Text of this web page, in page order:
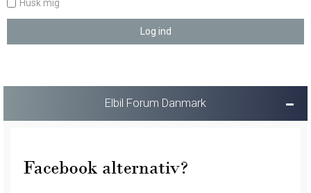
Husk mig
Elbil Forum Danmark